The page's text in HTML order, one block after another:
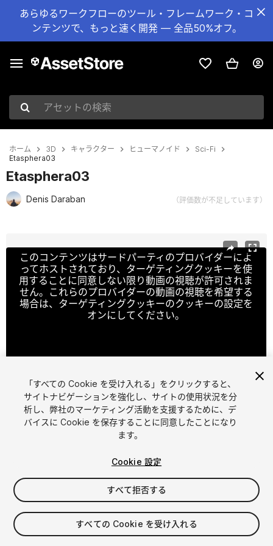
あらゆるワークフローのツール・フレームワーク・コ
ンテンツで、もっと速く開発 — 全品50%オフ。
アセットの検索
ホーム 3D キャラクター ヒューマノイド
Sci-Fi
Etasphera03
Etasphera03
Denis Daraban （評価数が不足しています）
このコンテンツはサードパーティのプロバイダーによ
ってホストされており、ターゲティングクッキーを使
用することに同意しない限り動画の視聴が許可されま
せん。これらのプロバイダーの動画の視聴を希望する
場合は、ターゲティングクッキーのクッキーの設定を
オンにしてください。
1 /9
$40
消費税は決済時に計算されます
「すべての Cookie を受け入れる」をクリックすると、
サイトナビゲーションを強化し、サイトの使用状況を分
析し、弊社のマーケティング活動を支援するために、デ
バイスに Cookie を保存することに同意したことになり
ます。
Cookie 設定
すべて拒否する
すべての Cookie を受け入れる